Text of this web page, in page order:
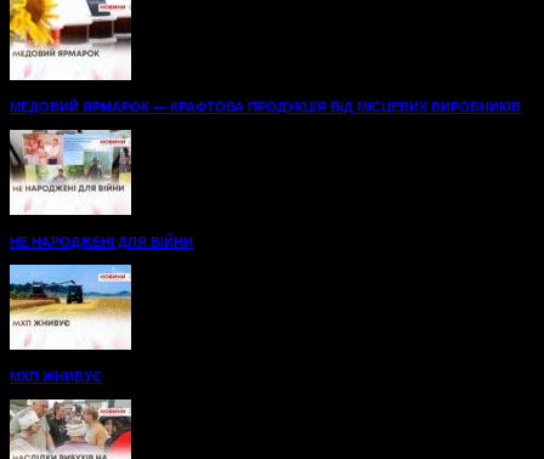
МЕДОВИЙ ЯРМАРОК — КРАФТОВА ПРОДУКЦІЯ ВІД МІСЦЕВИХ ВИРОБНИКІВ
НЕ НАРОДЖЕНІ ДЛЯ ВІЙНИ
МХП ЖНИВУЄ